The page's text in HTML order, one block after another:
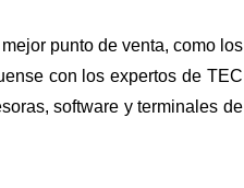
punto de venta, como los
con los expertos de TEC
software y terminales de